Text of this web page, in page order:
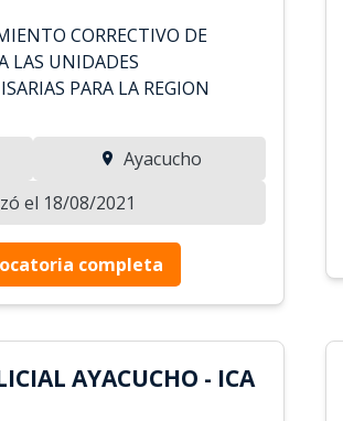
CORRECTIVO DE
LAS UNIDADES
PARA LA REGION
Ayacucho
el 18/08/2021
completa
AYACUCHO - ICA